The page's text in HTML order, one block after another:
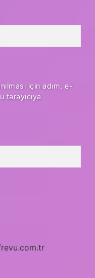
için adım, e-